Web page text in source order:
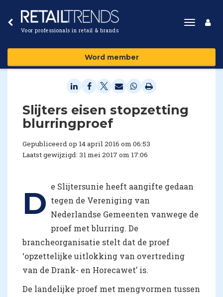
Voor professionals in retail & brands
Toggle
Word member
Slijters eisen stopzetting
blurringproef
Gepubliceerd op 14 april 2016 om 06:53
Laatst gewijzigd: 31 mei 2017 om 17:06
D e Slijtersunie heeft aangifte gedaan
tegen de Vereniging van
Nederlandse Gemeenten vanwege de
proef met blurring. De
brancheorganisatie stelt dat de proef
‘opzettelijke uitlokking van overtreding
van de Drank- en Horecawet’ is.
De landelijke proef met mengvormen tussen